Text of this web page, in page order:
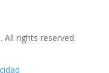
All rights reserved.